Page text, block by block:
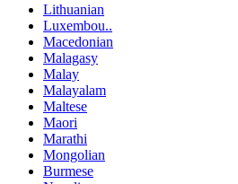
Lithuanian
Luxembou..
Macedonian
Malagasy
Malay
Malayalam
Maltese
Maori
Marathi
Mongolian
Burmese